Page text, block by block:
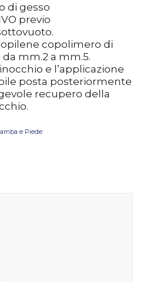
di gesso
previo
copolimero di
mm.2 a mm.5.
e l’applicazione
posta posteriormente
recupero della
e Piede